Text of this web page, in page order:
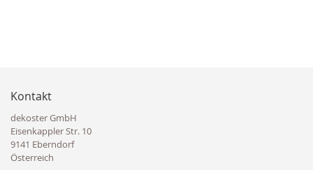
Kontakt
dekoster GmbH
Eisenkappler Str. 10
9141 Eberndorf
Österreich